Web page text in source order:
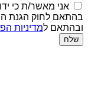
אני מאשר/ת כי
ובהתאם למדיניות
שלח